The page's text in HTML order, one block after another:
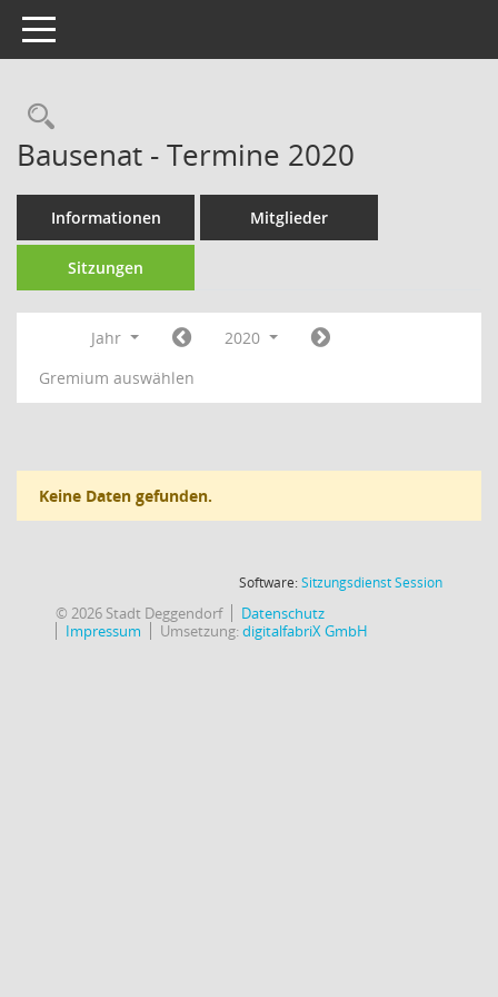
Toggle navigation
Rechercheauswahl
Bausenat - Termine 2020
Informationen Mitglieder
Sitzungen
Jahr
2020
Gremium auswählen
Keine Daten gefunden.
Software:SitzungsdienstSession(Wird in
© 2026 Stadt Deggendorf
Datenschutz
Impressum
Umsetzung:digitalfabriX GmbH